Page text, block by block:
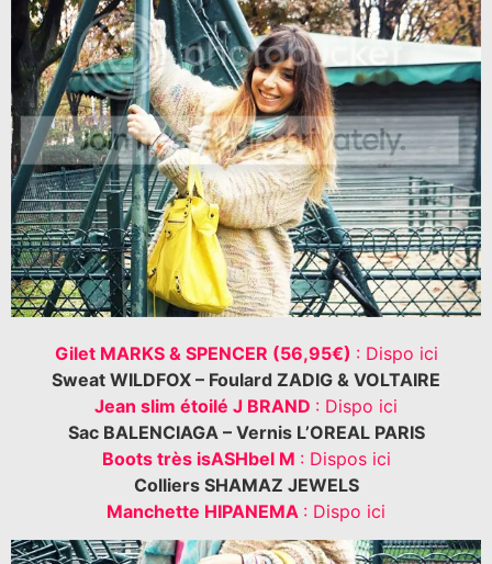
Gilet MARKS & SPENCER (56,95€) : Dispo ici
Sweat WILDFOX – Foulard ZADIG & VOLTAIRE
Jean slim étoilé J BRAND : Dispo ici
Sac BALENCIAGA – Vernis L’OREAL PARIS
Boots très isASHbel M : Dispos ici
Colliers SHAMAZ JEWELS
Manchette HIPANEMA : Dispo ici